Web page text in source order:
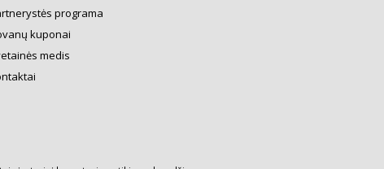
programa
kuponai
medis